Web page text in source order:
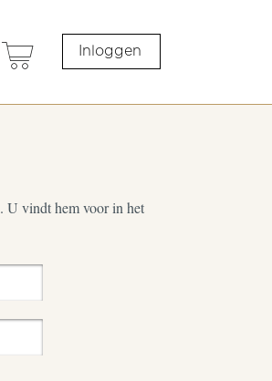
cart Inloggen
U vindt hem voor in het